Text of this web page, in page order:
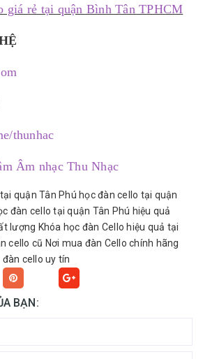
giá rẻ tại quận Bình Tân TPHCM
thunhac
Âm nhạc Thu Nhạc
quận Tân Phú học đàn cello tại quận
đàn cello tại quận Tân Phú hiệu quả
lượng Khóa học đàn Cello hiệu quả tại
cello cũ Nơi mua đàn Cello chính hãng
cello uy tín
BẠN: